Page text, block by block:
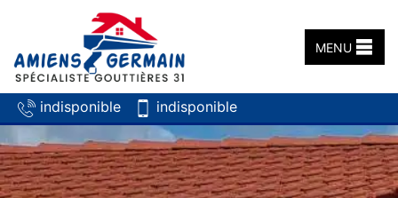
indisponible indisponible
MENU